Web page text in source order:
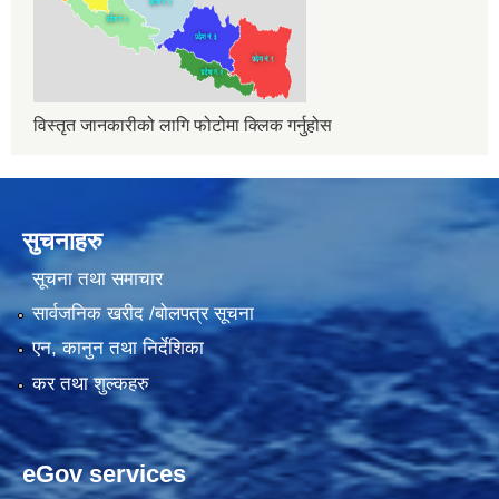
विस्तृत जानकारीको लागि फोटोमा क्लिक गर्नुहोस
सुचनाहरु
सूचना तथा समाचार
सार्वजनिक खरीद /बोलपत्र सूचना
एन, कानुन तथा निर्देशिका
कर तथा शुल्कहरु
eGov services